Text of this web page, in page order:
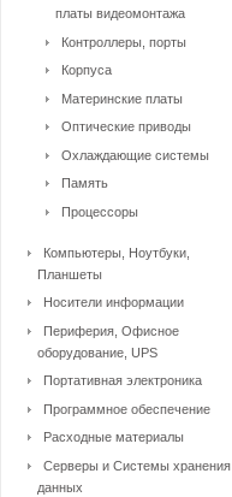
платы видеомонтажа
Контроллеры, порты
Корпуса
Материнские платы
Оптические приводы
Охлаждающие системы
Память
Процессоры
Компьютеры, Ноутбуки,
Планшеты
Носители информации
Периферия, Офисное
оборудование, UPS
Портативная электроника
Программное обеспечение
Расходные материалы
Серверы и Системы хранения
данных